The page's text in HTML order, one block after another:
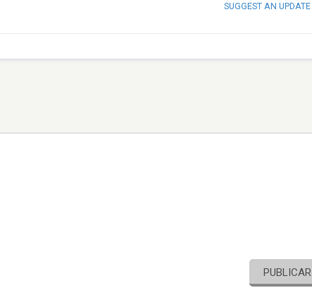
SUGGEST AN UPDATE
PUBLICAR